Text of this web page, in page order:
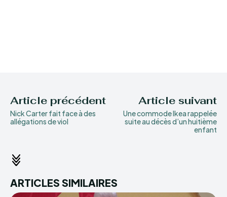
Article précédent
Nick Carter fait face à des
allégations de viol
Article suivant
Une commode Ikea rappelée
suite au décès d’un huitième
enfant
ARTICLES SIMILAIRES